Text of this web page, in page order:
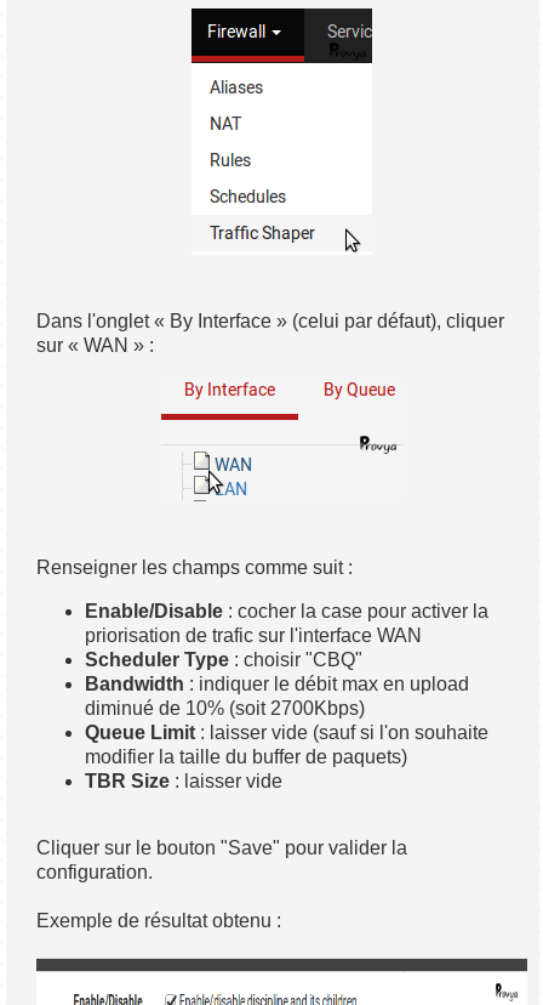
Dans l'onglet « By Interface » (celui par défaut), cliquer
sur « WAN » :
Renseigner les champs comme suit :
Enable/Disable : cocher la case pour activer la
priorisation de trafic sur l'interface WAN
Scheduler Type : choisir "CBQ"
Bandwidth : indiquer le débit max en upload
diminué de 10% (soit 2700Kbps)
Queue Limit : laisser vide (sauf si l'on souhaite
modifier la taille du buffer de paquets)
TBR Size : laisser vide
Cliquer sur le bouton "Save" pour valider la
configuration.
Exemple de résultat obtenu :